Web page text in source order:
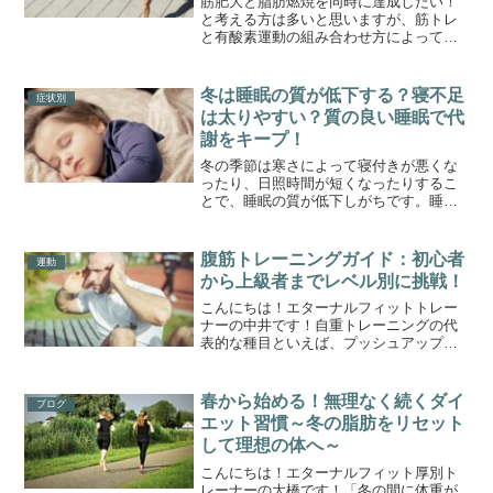
と考える方は多いと思いますが、筋トレ
と有酸素運動の組み合わせ方によって効
は、それぞれのタイミングや強度、食事
管理が重要です。今回は、筋...
症状別
冬は睡眠の質が低下する？寝不足
は太りやすい？質の良い睡眠で代
謝をキープ！
冬の季節は寒さによって寝付きが悪くな
ったり、日照時間が短くなったりするこ
とで、睡眠の質が低下しがちです。睡眠
ことをご存知でしょうか？今回は、冬の
寝不足が体に与える影響や...
運動
腹筋トレーニングガイド：初心者
から上級者までレベル別に挑戦！
こんにちは！エターナルフィットトレー
ナーの中井です！自重トレーニングの代
表的な種目といえば、プッシュアップと
させていただきました。今回は初級から
上級の腹筋のレベル別の紹...
ブログ
春から始める！無理なく続くダイ
エット習慣～冬の脂肪をリセット
して理想の体へ～
こんにちは！エターナルフィット厚別ト